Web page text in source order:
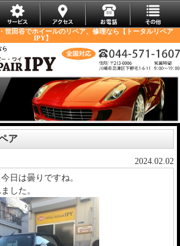
田谷でホイールのリペア、修理なら【トータルリペア
IPY】
ア
2024.02.02
日は曇りですね。
した。